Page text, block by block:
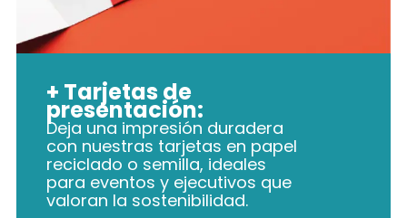
+ Tarjetas de
presentación:
Deja una impresión duradera
con nuestras tarjetas en papel
reciclado o semilla, ideales
para eventos y ejecutivos que
valoran la sostenibilidad.